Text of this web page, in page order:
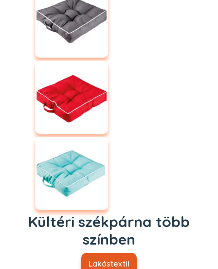
Kültéri székpárna több
színben
Lakástextíl